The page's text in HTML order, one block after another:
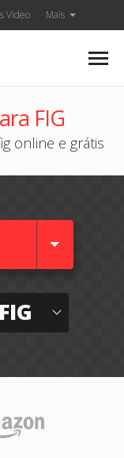
Video Mais
FIG
online e grátis
FIG